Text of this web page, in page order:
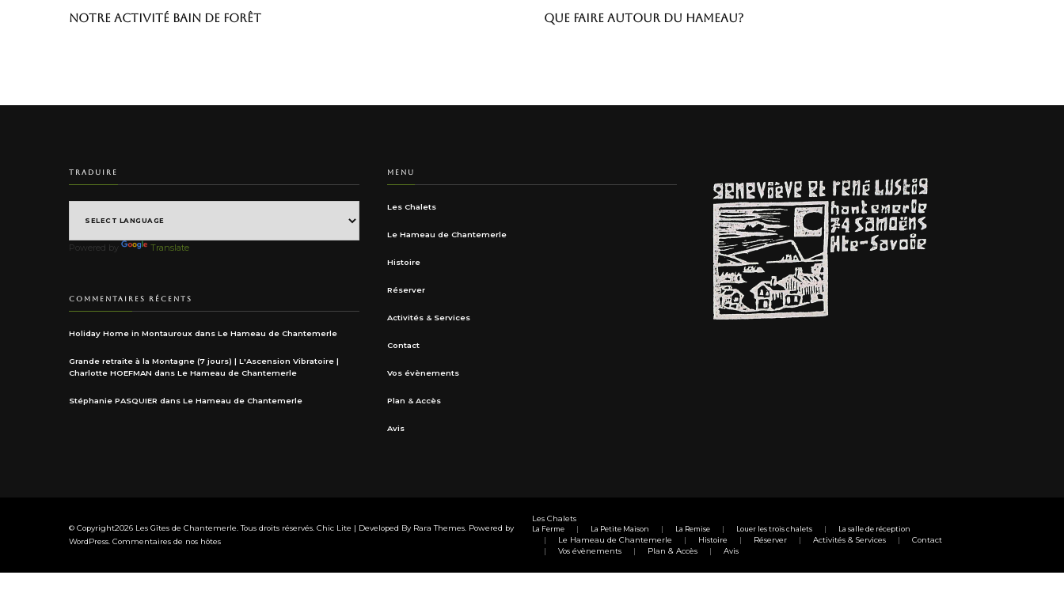
Notre activité Bain de Forêt Que faire autour du hameau?
TRADUIRE
Powered by Translate
COMMENTAIRES RÉCENTS
Holiday Home in Montauroux dans Le Hameau de Chantemerle
Grande retraite à la Montagne (7 jours) | L'Ascension Vibratoire |
Charlotte HOEFMAN dans Le Hameau de Chantemerle
Stéphanie PASQUIER dans Le Hameau de Chantemerle
MENU
Les Chalets
Le Hameau de Chantemerle
Histoire
Réserver
Activités & Services
Contact
Vos évènements
Plan & Accès
Avis
© Copyright2026 Les Gîtes de Chantemerle . Tous droits réservés. Chic Lite | Developed By Rara Themes . Powered by
WordPress Commentaires de nos hôtes
Les Chalets
La Ferme La Petite Maison La Remise Louer les trois chalets La salle de réception
Le Hameau de Chantemerle Histoire Réserver Activités & Services
Contact
Vos évènements
Plan & Accès Avis